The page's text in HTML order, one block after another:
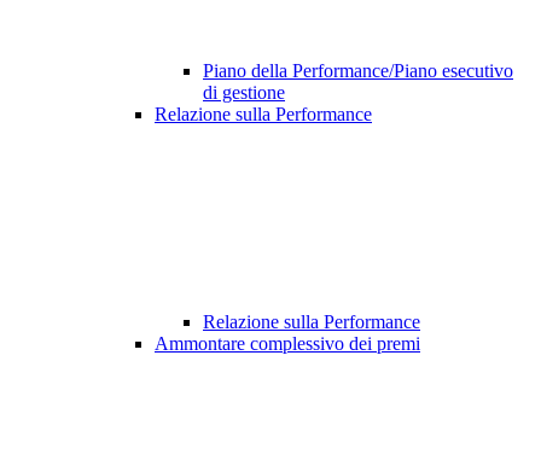
Piano della Performance/Piano esecutivo
di gestione
Relazione sulla Performance
Relazione sulla Performance
Ammontare complessivo dei premi